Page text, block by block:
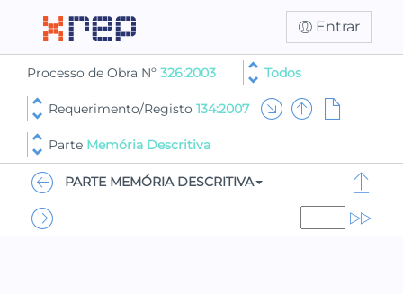
Entrar
Processo de Obra Nº 326:2003 Todos
Requerimento/Registo 134:2007
Parte Memória Descritiva
PARTE MEMÓRIA DESCRITIVA